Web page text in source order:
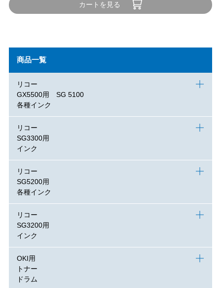
カートを見る
商品一覧
リコー
GX5500用 SG 5100
各種インク
リコー
SG3300用
インク
リコー
SG5200用
各種インク
リコー
SG3200用
インク
OKI用
トナー
ドラム